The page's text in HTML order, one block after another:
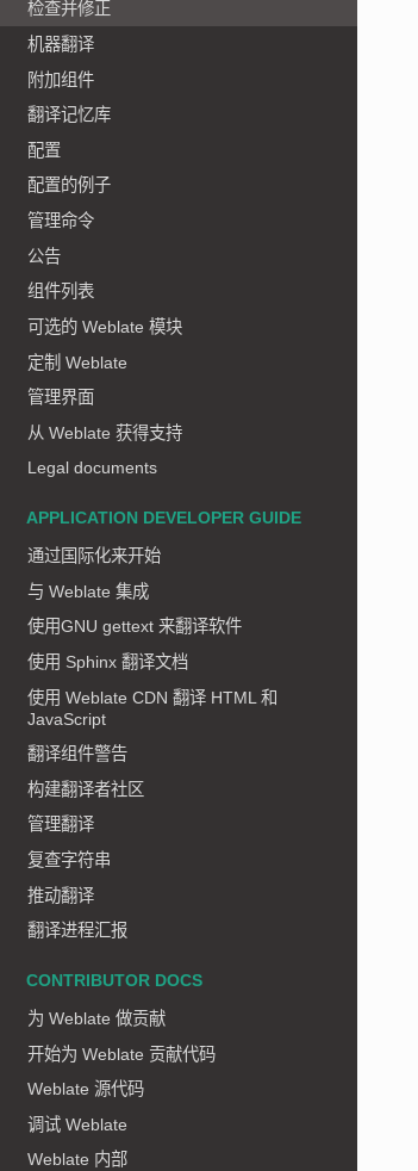
检查并修正
机器翻译
附加组件
翻译记忆库
配置
配置的例子
管理命令
公告
组件列表
可选的 Weblate 模块
定制 Weblate
管理界面
从 Weblate 获得支持
Legal documents
APPLICATION DEVELOPER GUIDE
通过国际化来开始
与 Weblate 集成
使用GNU gettext 来翻译软件
使用 Sphinx 翻译文档
使用 Weblate CDN 翻译 HTML 和
JavaScript
翻译组件警告
构建翻译者社区
管理翻译
复查字符串
推动翻译
翻译进程汇报
CONTRIBUTOR DOCS
为 Weblate 做贡献
开始为 Weblate 贡献代码
Weblate 源代码
调试 Weblate
Weblate 内部